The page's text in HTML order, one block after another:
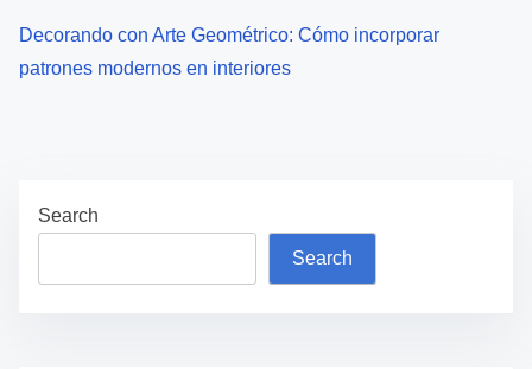
Decorando con Arte Geométrico: Cómo incorporar
patrones modernos en interiores
Search
Search